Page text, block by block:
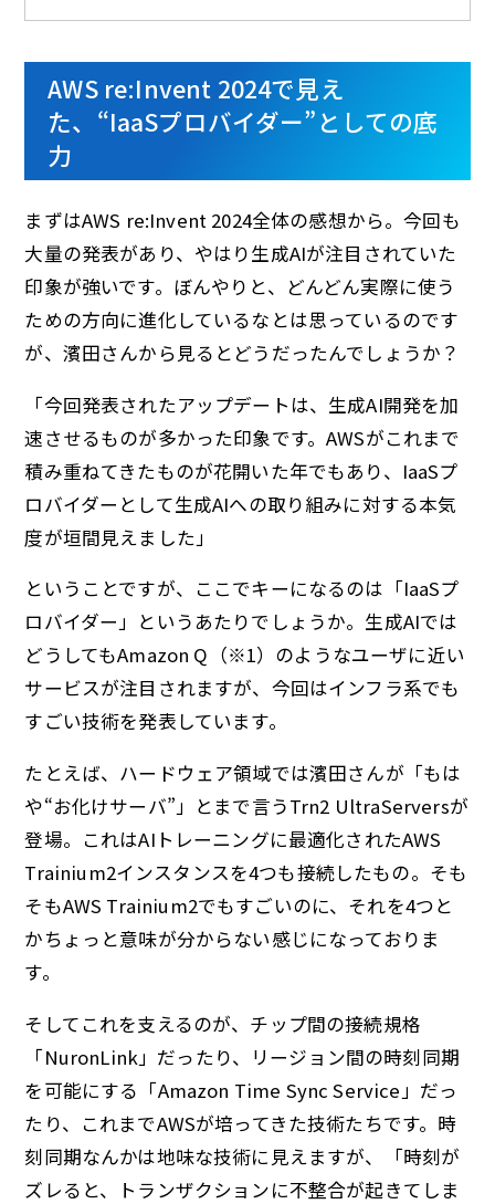
AWS re:Invent 2024で見え
た、“IaaSプロバイダー”としての底
力
まずはAWS re:Invent 2024全体の感想から。今回も
大量の発表があり、やはり生成AIが注目されていた
印象が強いです。ぼんやりと、どんどん実際に使う
ための方向に進化しているなとは思っているのです
が、濱田さんから見るとどうだったんでしょうか？
「今回発表されたアップデートは、生成AI開発を加
速させるものが多かった印象です。AWSがこれまで
積み重ねてきたものが花開いた年でもあり、IaaSプ
ロバイダーとして生成AIへの取り組みに対する本気
度が垣間見えました」
ということですが、ここでキーになるのは「IaaSプ
ロバイダー」というあたりでしょうか。生成AIでは
どうしてもAmazon Q（※1）のようなユーザに近い
サービスが注目されますが、今回はインフラ系でも
すごい技術を発表しています。
たとえば、ハードウェア領域では濱田さんが「もは
や“お化けサーバ”」とまで言うTrn2 UltraServersが
登場。これはAIトレーニングに最適化されたAWS
Trainium2インスタンスを4つも接続したもの。そも
そもAWS Trainium2でもすごいのに、それを4つと
かちょっと意味が分からない感じになっておりま
す。
そしてこれを支えるのが、チップ間の接続規格
「NuronLink」だったり、リージョン間の時刻同期
を可能にする「Amazon Time Sync Service」だっ
たり、これまでAWSが培ってきた技術たちです。時
刻同期なんかは地味な技術に見えますが、「時刻が
ズレると、トランザクションに不整合が起きてしま